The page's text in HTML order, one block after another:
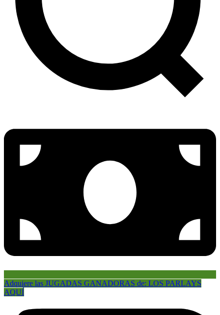
Adquiere las JUGADAS GANADORAS de: LOS PARLAYS
AQUÍ